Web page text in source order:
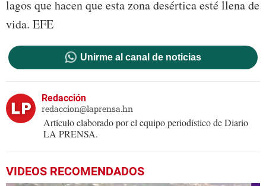
lagos que hacen que esta zona desértica esté llena de
vida. EFE
Unirme al canal de noticias
Redacción
redaccion@laprensa.hn
Artículo elaborado por el equipo periodístico de Diario
LA PRENSA.
VIDEOS RECOMENDADOS